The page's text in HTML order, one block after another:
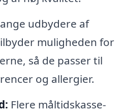
udbydere af
muligheden for
så de passer til
og allergier.
Flere måltidskasse-